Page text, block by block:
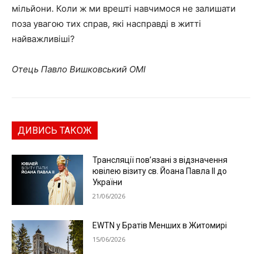
мільйони. Коли ж ми врешті навчимося не залишати
поза увагою тих справ, які насправді в житті
найважливіші?
Отець Павло Вишковський ОМІ
ДИВИСЬ ТАКОЖ
Трансляції пов’язані з відзначення
ювілею візиту св. Йоана Павла ІІ до
України
21/06/2026
EWTN у Братів Менших в Житомирі
15/06/2026